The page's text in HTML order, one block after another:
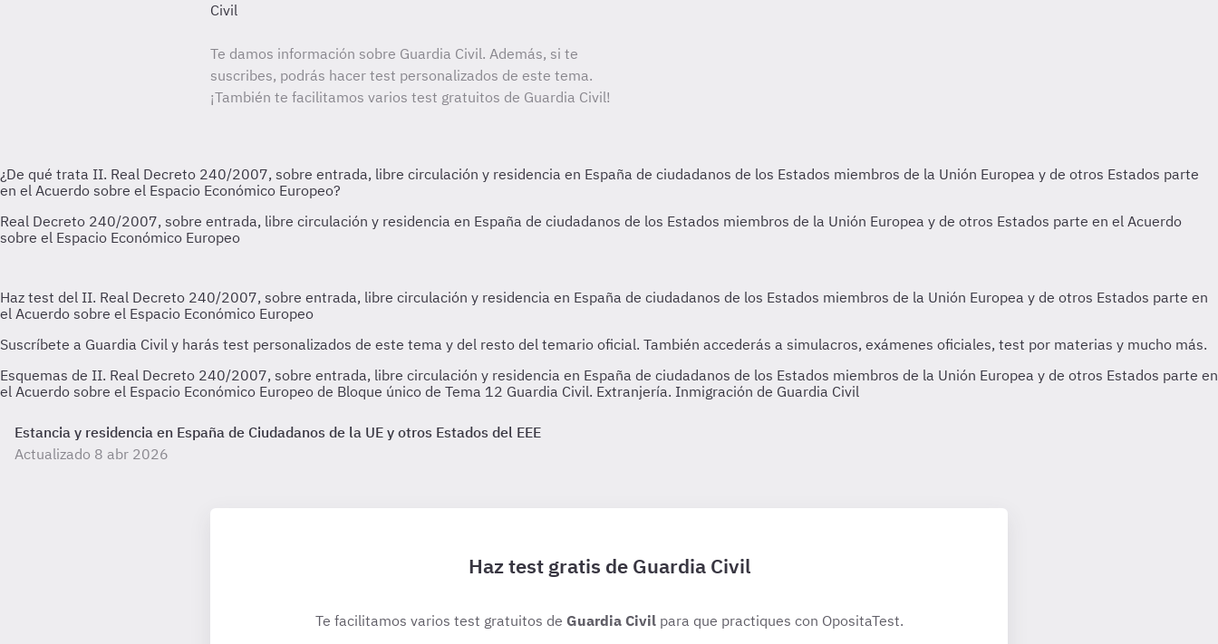
Civil
Te damos información sobre Guardia Civil. Además, si te
suscribes, podrás hacer test personalizados de este tema.
¡También te facilitamos varios test gratuitos de Guardia Civil!
Esquemas de II. Real Decreto 240/2007, sobre entrada, libre circulación y residencia en España de ciudadanos de los Estados miembros de la Unión Europea y de otros Estados parte en
el Acuerdo sobre el Espacio Económico Europeo de Bloque único de Tema 12 Guardia Civil. Extranjería. Inmigración de Guardia Civil
Estancia y residencia en España de Ciudadanos de la UE y otros Estados del EEE
Actualizado 8 abr 2026
Haz test gratis de Guardia Civil
Te facilitamos varios test gratuitos de Guardia Civilpara que practiques con OpositaTest.